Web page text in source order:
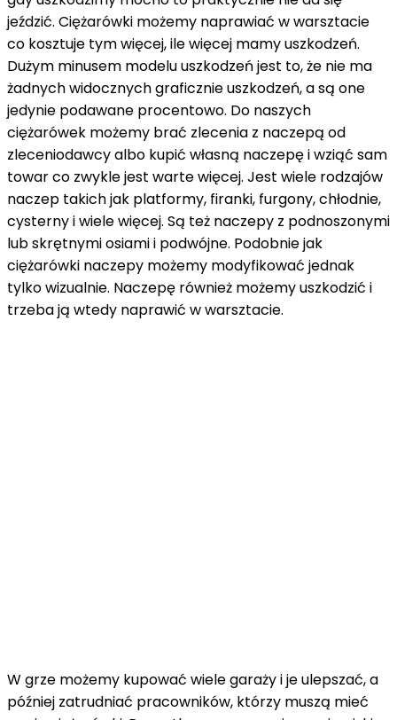
jeździć. Ciężarówki możemy naprawiać w warsztacie
co kosztuje tym więcej, ile więcej mamy uszkodzeń.
Dużym minusem modelu uszkodzeń jest to, że nie ma
żadnych widocznych graficznie uszkodzeń, a są one
jedynie podawane procentowo. Do naszych
ciężarówek możemy brać zlecenia z naczepą od
zleceniodawcy albo kupić własną naczepę i wziąć sam
towar co zwykle jest warte więcej. Jest wiele rodzajów
naczep takich jak platformy, firanki, furgony, chłodnie,
cysterny i wiele więcej. Są też naczepy z podnoszonymi
lub skrętnymi osiami i podwójne. Podobnie jak
ciężarówki naczepy możemy modyfikować jednak
tylko wizualnie. Naczepę również możemy uszkodzić i
trzeba ją wtedy naprawić w warsztacie.
W grze możemy kupować wiele garaży i je ulepszać, a
później zatrudniać pracowników, którzy muszą mieć